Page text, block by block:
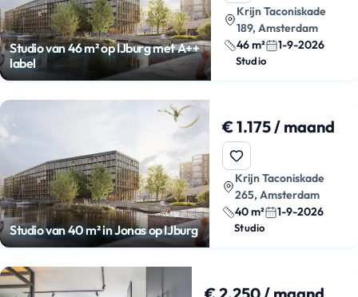
Studio van 46 m² op IJburg met A++
label
Krijn Taconiskade
189, Amsterdam
46 m²
1-9-2026
Studio
Studio van 40 m² in Jonas op IJburg
€ 1.175 / maand
Krijn Taconiskade
265, Amsterdam
40 m²
1-9-2026
Studio